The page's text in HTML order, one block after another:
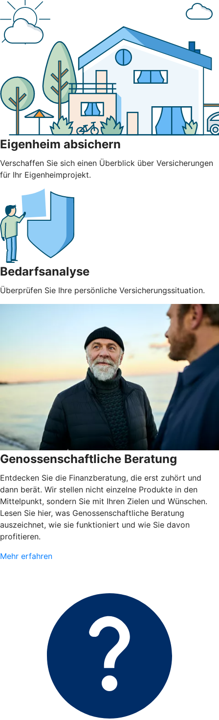
Eigenheim absichern
Verschaffen Sie sich einen Überblick über Versicherungen
für Ihr Eigenheimprojekt.
Bedarfsanalyse
Überprüfen Sie Ihre persönliche Versicherungssituation.
Genossenschaftliche Beratung
Entdecken Sie die Finanzberatung, die erst zuhört und
dann berät. Wir stellen nicht einzelne Produkte in den
Mittelpunkt, sondern Sie mit Ihren Zielen und Wünschen.
Lesen Sie hier, was Genossenschaftliche Beratung
auszeichnet, wie sie funktioniert und wie Sie davon
profitieren.
Mehr erfahren